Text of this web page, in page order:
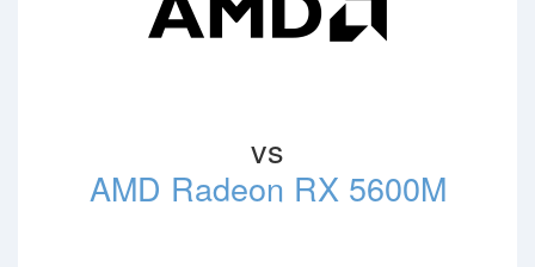
vs
AMD Radeon RX 5600M